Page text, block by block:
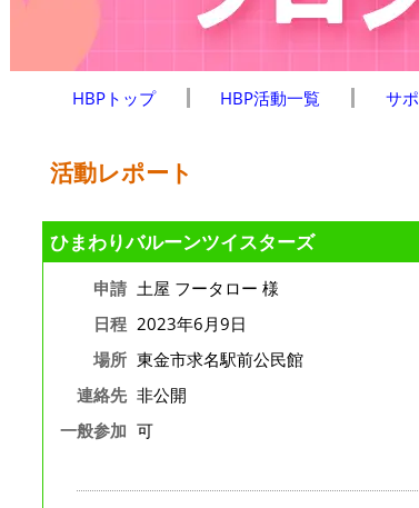
HBPトップ HBP活動一覧 サ
活動レポート
ひまわりバルーンツイスターズ
申請 土屋 フータロー 様
日程 2023年6月9日
場所 東金市求名駅前公民館
連絡先 非公開
一般参加 可